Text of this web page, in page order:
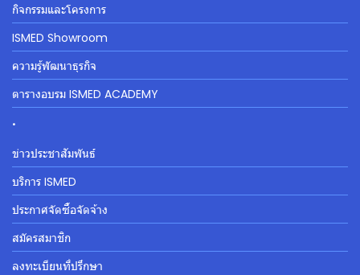
กิจกรรมและโครงการ
ISMED Showroom
ความรู้พัฒนาธุรกิจ
ตารางอบรม ISMED ACADEMY
.
ข่าวประชาสัมพันธ์
บริการ ISMED
ประกาศจัดซื้อจัดจ้าง
สมัครสมาชิก
ลงทะเบียนที่ปรึกษา